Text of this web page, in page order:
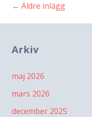
← Äldre inlägg
Arkiv
maj 2026
mars 2026
december 2025